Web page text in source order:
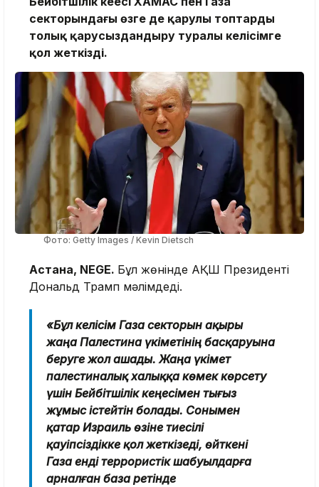
секторындағы өзге де қарулы топтарды
толық қарусыздандыру туралы келісімге
қол жеткізді.
Фото: Getty Images / Kevin Dietsch
Астана, NEGE. Бұл жөнінде АҚШ Президенті
Дональд Трамп мәлімдеді.
«Бұл келісім Газа секторын ақыры
жаңа Палестина үкіметінің басқаруына
беруге жол ашады. Жаңа үкімет
палестиналық халыққа көмек көрсету
үшін Бейбітшілік кеңесімен тығыз
жұмыс істейтін болады. Сонымен
қатар Израиль өзіне тиесілі
қауіпсіздікке қол жеткізеді, өйткені
Газа енді террористік шабуылдарға
арналған база ретінде